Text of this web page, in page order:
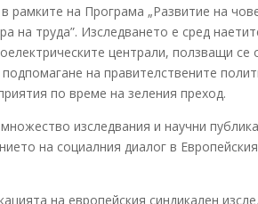
на Програма „Развитие на
на труда”. Изследването е сред
централи, ползващи
на правителствените
по време на зеления преход.
изследвания и научни
на социалния диалог в
на европейския синдикален